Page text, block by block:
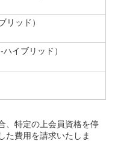
リッド）
イブリッド）
、特定の上会員資格を停
た費用を請求いたしま